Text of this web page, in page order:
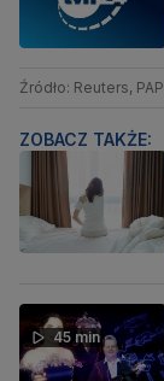
Źródło: Reuters, PAP
ZOBACZ TAKŻE:
45 min